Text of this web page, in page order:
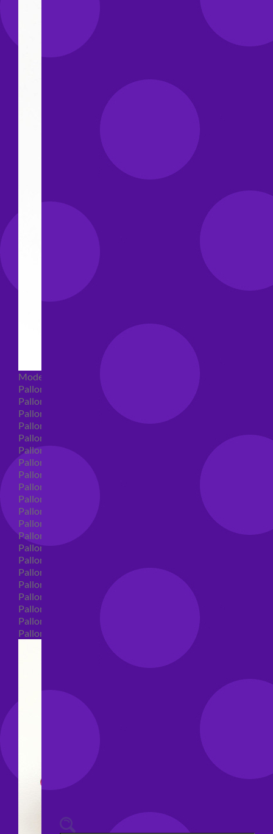
Modellabili
Palloncini mongolfiera in lattice
Palloncini Mini Shape
Palloncini Shape
Palloncini nascita shape
Palloncini Battesimo shape
Palloncini Altre Ricorrenze Shape
Palloncini primo compleanno shape
Palloncini Animali Shape
Palloncini Personaggi shape
Palloncini comunione shape
Palloncini Cresima shape
Palloncini laurea shape
Palloncini compleanno shape
Palloncini 18 anni shape
Palloncini 30 anni shape
Palloncini 40 anni shape
Palloncini 50 anni shape
Palloncini 60/70/80/90/100 anni shape
Palloncini Matrimonio shape
Palloncini Anniversario shape
Palloncini generici shape